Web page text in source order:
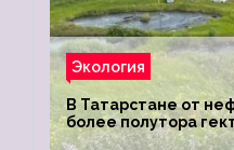
Экология
В Татарстане от
более полутора